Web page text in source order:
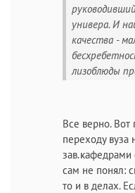
универа. И
качества -
лизоблюды
Все верно.
переходу вуза
зав.кафедрами
сам не понял:
то и в делах.